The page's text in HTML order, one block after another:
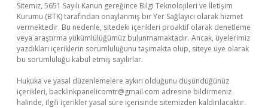
Sitemiz, 5651 Sayılı Kanun gereğince Bilgi Teknolojileri ve İletişim
Kurumu (BTK) tarafından onaylanmış bir Yer Sağlayıcı olarak hizmet
vermektedir. Bu nedenle, sitedeki içerikleri proaktif olarak denetleme
veya araştırma yükümlülüğümüz bulunmamaktadır. Ancak, üyelerimiz
yazdıkları içeriklerin sorumluluğunu taşımakta olup, siteye üye olarak
bu sorumluluğu kabul etmiş sayılırlar.
Hukuka ve yasal düzenlemelere aykırı olduğunu düşündüğünüz
içerikleri, backlinkpanelicomtr@gmail.com adresine bildirmeniz
halinde, ilgili içerikler yasal süre içerisinde sitemizden kaldırılacaktır.